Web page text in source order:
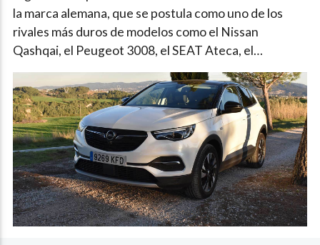
la marca alemana, que se postula como uno de los
rivales más duros de modelos como el Nissan
Qashqai, el Peugeot 3008, el SEAT Ateca, el…